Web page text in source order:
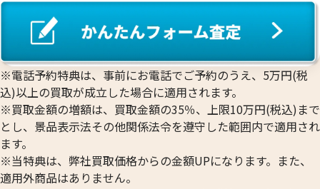
プラチナ1000(Pt1000)ネックレス・リン
グまとめ
43.6g
参考買取価格
663,100円
プラチナ850
ネックレス
リングまとめ
39.0g
参考買取価格
516,400円
※電話予約特典は、事前にお電話でご予約のうえ、5万円(税
込)以上の買取が成立した場合に適用されます。
※買取金額の増額は、買取金額の35％、上限10万円(税込)まで
とし、景品表示法その他関係法令を遵守した範囲内で適用され
ます。
※当特典は、弊社買取価格からの金額UPになります。また、
適用外商品はありません。